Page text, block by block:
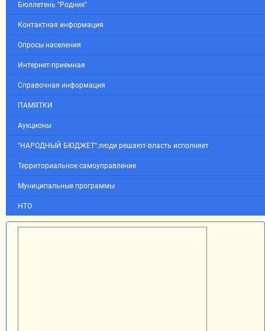
Бюллетень "Родник"
Контактная информация
Опросы населения
Интернет-приемная
Справочная информация
ПАМЯТКИ
Аукционы
"НАРОДНЫЙ БЮДЖЕТ":люди решают-власть исполняет
Территориальное самоуправление
Муниципальные программы
НТО